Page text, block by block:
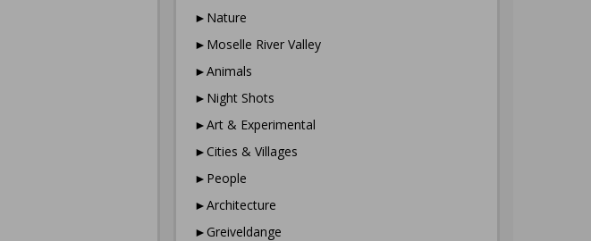
►Nature
►Moselle River Valley
►Animals
►Night Shots
►Art & Experimental
►Cities & Villages
►People
►Architecture
►Greiveldange